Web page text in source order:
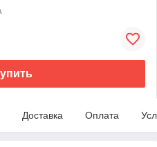
Доставка Оплата